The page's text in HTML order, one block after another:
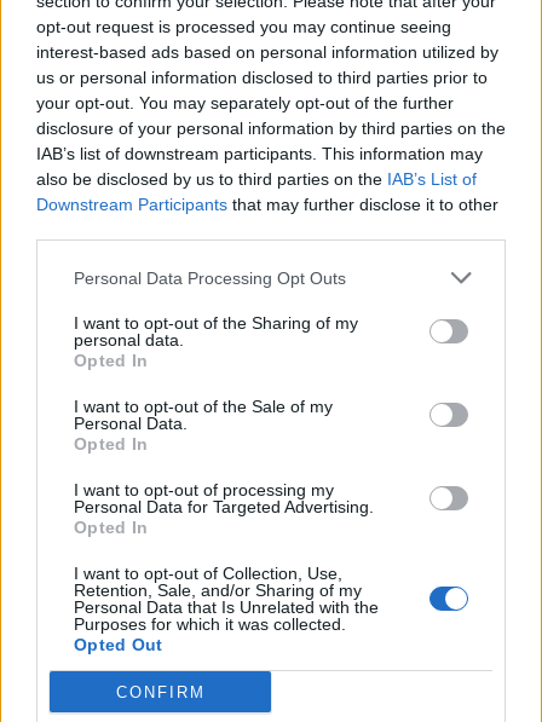
opt-out request is processed you may continue seeing
interest-based ads based on personal information utilized by
us or personal information disclosed to third parties prior to
your opt-out. You may separately opt-out of the further
disclosure of your personal information by third parties on the
IAB’s list of downstream participants. This information may
also be disclosed by us to third parties on the IAB’s List of
Downstream Participants that may further disclose it to other
Personal Data Processing Opt Outs
I want to opt-out of the Sharing of my
personal data.
Opted In
I want to opt-out of the Sale of my
Personal Data.
Opted In
I want to opt-out of processing my
Personal Data for Targeted Advertising.
Opted In
I want to opt-out of Collection, Use,
Retention, Sale, and/or Sharing of my
Personal Data that Is Unrelated with the
Purposes for which it was collected.
Opted Out
CONFIRM
12:23
Με τα σκάφη τους έσωσαν δεκάδες ανθρώπους - Το
"ευχαριστώ" στους ιδιώτες που συνέδραμαν στην
πυρκαγιά του Αγίου Βασιλείου
12:20
Και επίσημα το Ειδικό Χωροταξικό Πλαίσιο για τον
Τουρισμό
ΠΕΡΙΣΣΟΤΕΡΑ
ΣΧΕΤΙΚA AΡΘΡΑ
"Μπλόκο" στις διακοπές ηλεκτροδότησης στον
ΚΡΗΤΗ 13:28
μέσα στην τουριστική περίοδο
Σαμαριά: Νέα παρέμβαση Καλογερή για τα
Καλογερή για τα κλεισίματα του